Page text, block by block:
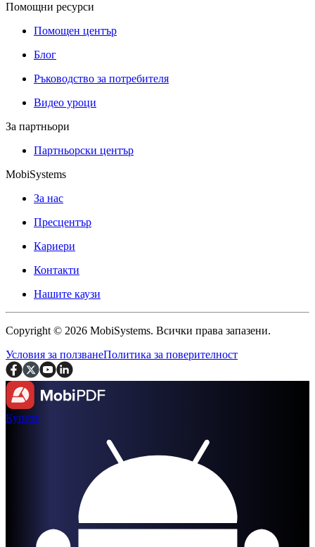
Помощни ресурси
Помощен център
Блог
Ръководство за потребителя
Видео уроци
За партньори
Партньорски център
MobiSystems
За нас
Пресцентър
Кариери
Контакти
Нашите каузи
Copyright © 2026 MobiSystems. Всички права запазени.
Условия за ползванеПолитика за поверителност
Купете